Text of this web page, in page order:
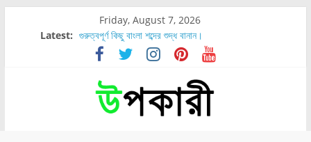
Friday, August 7, 2026
Latest: গুরুত্বপূর্ণ কিছু বাংলা শব্দের শুদ্ধ বানান।
শরীরের কোন অংশে বেডসোর বেশি হয়?
নাসাল টিউব কতদিন রাখা যায়?
রোগীর পিঠ, কোমর এবং পায়ে বেডসোর দেখা গেলে করণীয় কি?
পার্সিমন ফলের স্বাস্থ্য ও পুষ্টি উপকারিতা।